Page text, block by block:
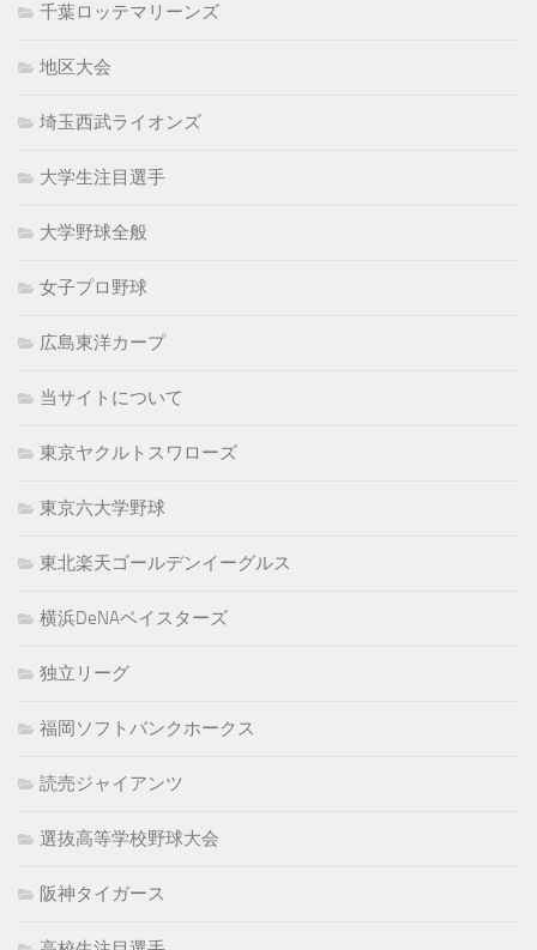
千葉ロッテマリーンズ
地区大会
埼玉西武ライオンズ
大学生注目選手
大学野球全般
女子プロ野球
広島東洋カープ
当サイトについて
東京ヤクルトスワローズ
東京六大学野球
東北楽天ゴールデンイーグルス
横浜DeNAベイスターズ
独立リーグ
福岡ソフトバンクホークス
読売ジャイアンツ
選抜高等学校野球大会
阪神タイガース